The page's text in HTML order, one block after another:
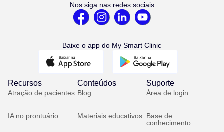
Nos siga nas redes sociais
Baixe o app do My Smart Clinic
Recursos
Atração de pacientes
IA no prontuário
Conteúdos
Blog
Materiais educativos
Suporte
Área de login
Base de
conhecimento